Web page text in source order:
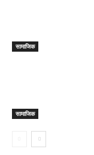
सामाजिक
सामाजिक